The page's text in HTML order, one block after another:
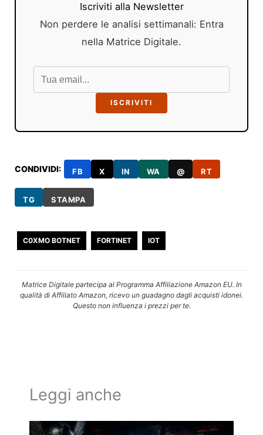
Iscriviti alla Newsletter
Non perdere le analisi settimanali: Entra
nella Matrice Digitale.
ISCRIVITI
CONDIVIDI: FB X IN WA @ RT
TG STAMPA
C0XMO BOTNET FORTINET IOT
Matrice Digitale partecipa al Programma Affiliazione Amazon EU. In
qualità di Affiliato Amazon, ricevo un guadagno dagli acquisti idonei.
Questo non influenza i prezzi per te.
Leggi anche